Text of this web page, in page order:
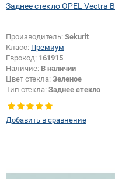
Заднее стекло OPEL Vectra B
Производитель: Sekurit
Класс: Премиум
Еврокод: 161915
Наличие: В наличии
Цвет стекла: Зеленое
Тип стекла: Заднее стекло
Добавить в сравнение